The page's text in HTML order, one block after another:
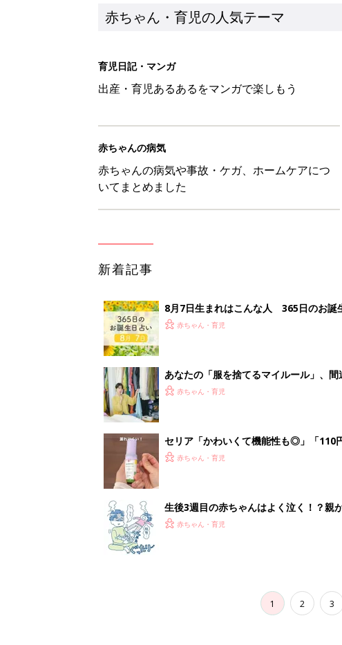
赤ちゃん・育児の人気テーマ
育児日記・マンガ
出産・育児あるあるをマンガで楽しもう
赤ちゃんの病気
赤ちゃんの病気や事故・ケガ、ホームケアにつ
いてまとめました
新着記事
8月7日生まれはこんな人 365日のお誕
赤ちゃん・育児
あなたの「服を捨てるマイルール」、
スタイリストが喝！
赤ちゃん・育児
セリア「かわいくて機能性も◎」「110
赤ちゃん・育児
生後3週目の赤ちゃんはよく泣く！？親
って本当？【専門家】
赤ちゃん・育児
1 2 3